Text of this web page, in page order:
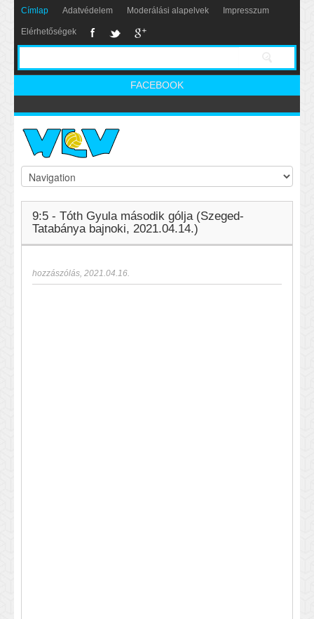
Címlap Adatvédelem Moderálási alapelvek Impresszum
Elérhetőségek
FACEBOOK
9:5 - Tóth Gyula második gólja (Szeged-
Tatabánya bajnoki, 2021.04.14.)
hozzászólás, 2021.04.16.